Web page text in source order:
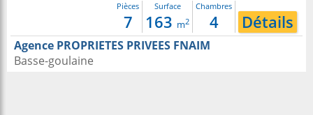
Pièces
7
Surface
163 m2
Chambres
4 Détails
Agence PROPRIETES PRIVEES FNAIM
Basse-goulaine